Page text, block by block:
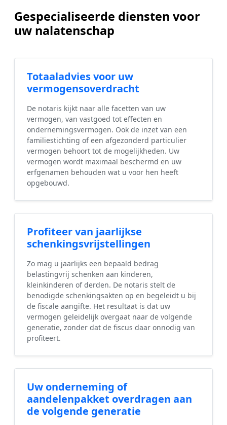
Gespecialiseerde diensten voor
uw nalatenschap
Totaaladvies voor uw
vermogensoverdracht
De notaris kijkt naar alle facetten van uw
vermogen, van vastgoed tot effecten en
ondernemingsvermogen. Ook de inzet van een
familiestichting of een afgezonderd particulier
vermogen behoort tot de mogelijkheden. Uw
vermogen wordt maximaal beschermd en uw
erfgenamen behouden wat u voor hen heeft
opgebouwd.
Profiteer van jaarlijkse
schenkingsvrijstellingen
Zo mag u jaarlijks een bepaald bedrag
belastingvrij schenken aan kinderen,
kleinkinderen of derden. De notaris stelt de
benodigde schenkingsakten op en begeleidt u bij
de fiscale aangifte. Het resultaat is dat uw
vermogen geleidelijk overgaat naar de volgende
generatie, zonder dat de fiscus daar onnodig van
profiteert.
Uw onderneming of
aandelenpakket overdragen aan
de volgende generatie